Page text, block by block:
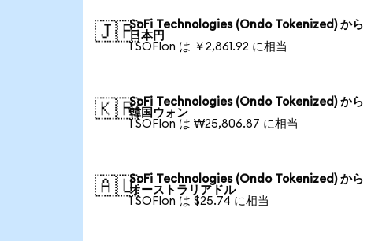
🇯🇵SoFi Technologies (Ondo Tokenized) から
日本円
1 SOFIon は ￥2,861.92 に相当
🇰🇷SoFi Technologies (Ondo Tokenized) から
韓国ウォン
1 SOFIon は ₩25,806.87 に相当
🇦🇺SoFi Technologies (Ondo Tokenized) から
オーストラリアドル
1 SOFIon は $25.74 に相当